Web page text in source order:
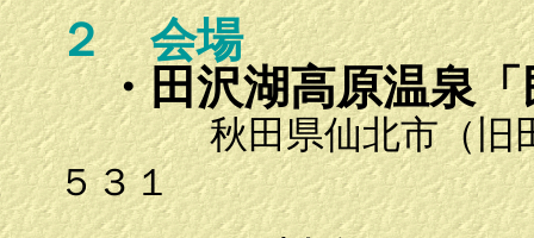
２ 会場
・田沢湖高原温
秋田県仙北市（旧田
５３１